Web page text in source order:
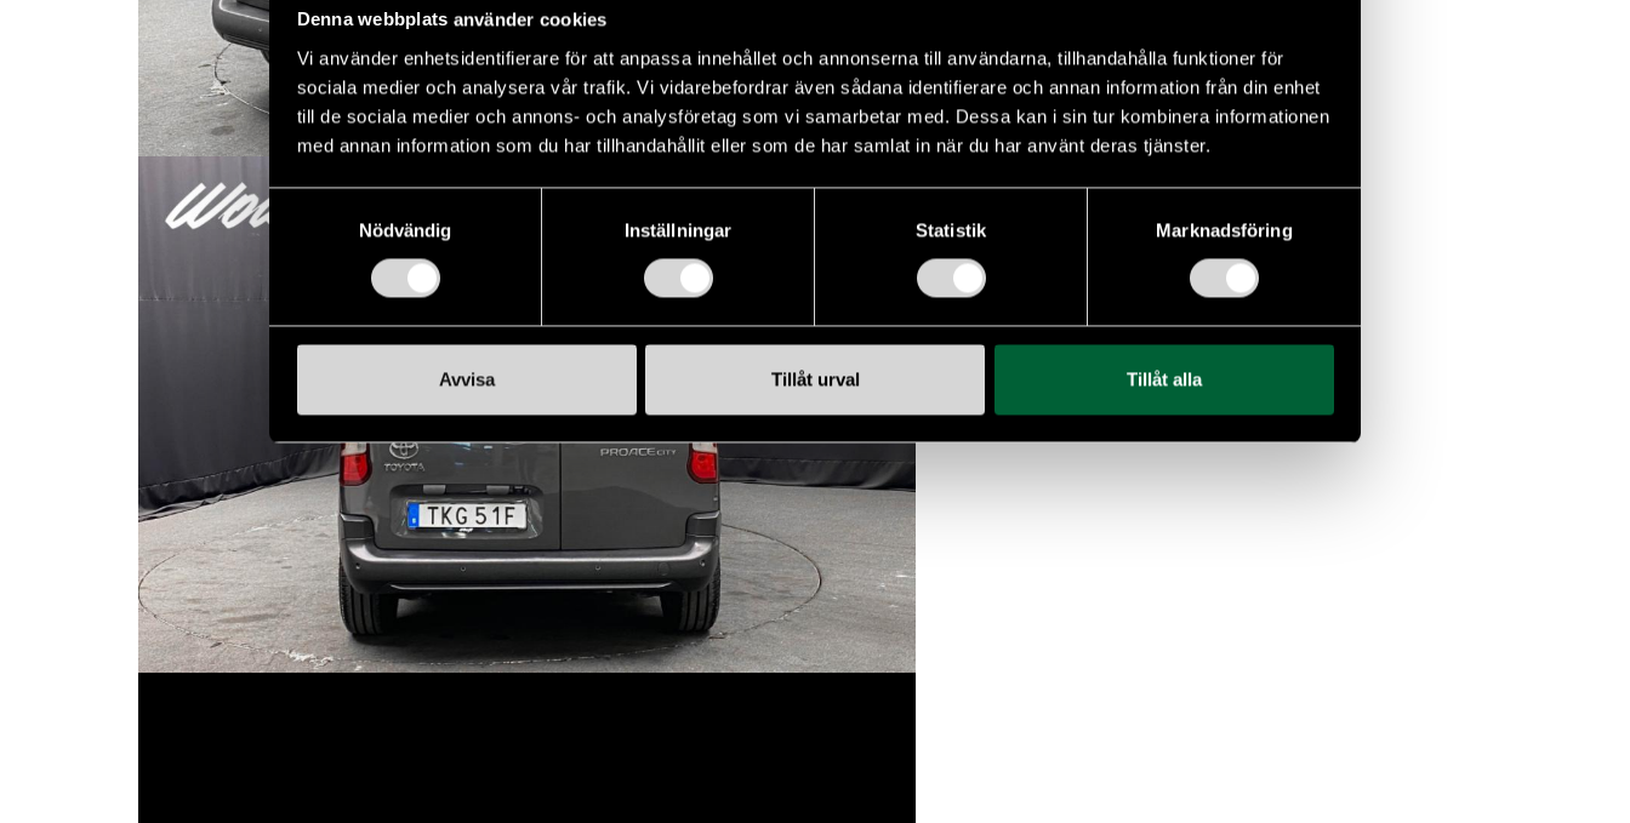
Denna webbplats använder cookies
Vi använder enhetsidentifierare för att anpassa innehållet och annonserna till användarna, tillhandahålla funktioner för
sociala medier och analysera vår trafik. Vi vidarebefordrar även sådana identifierare och annan information från din enhet
till de sociala medier och annons- och analysföretag som vi samarbetar med. Dessa kan i sin tur kombinera informationen
med annan information som du har tillhandahållit eller som de har samlat in när du har använt deras tjänster.
Samtyckesval
Nödvändig
Inställningar Statistik Marknadsföring
Avvisa Tillåt urval Tillåt alla